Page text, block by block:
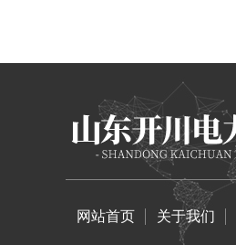
网站首页 关于我们